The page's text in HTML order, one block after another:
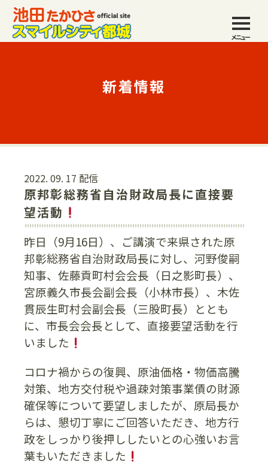
メニュー
新着情報
2022. 09. 17 配信
原邦彰総務省自治財政局長に直接要
望活動
昨日（9月16日）、ご講演で来県された原
邦彰総務省自治財政局長に対し、河野俊嗣
知事、佐藤貢町村会会長（日之影町長）、
宮原義久市長会副会長（小林市長）、木佐
貫辰生町村会副会長（三股町長）ととも
に、市長会会長として、直接要望活動を行
いました
コロナ禍からの復興、原油価格・物価高騰
対策、地方交付税や過疎対策事業債の財源
確保等について要望しましたが、原局長か
らは、懇切丁寧にご回答いただき、地方行
政をしっかり後押ししたいとの心強いお言
葉もいただきました